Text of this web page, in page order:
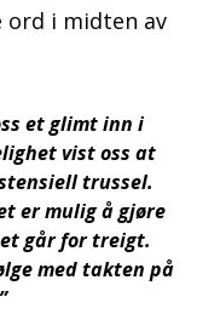
ord i midten av
et glimt inn i
vist oss at
trussel.
er mulig å gjøre
går for treigt.
med takten på